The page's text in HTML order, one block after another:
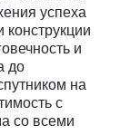
успеха
и
до
на
с
со всеми